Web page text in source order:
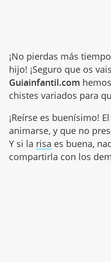
¡No pierdas más
hijo! ¡Seguro que os
Guiainfantil.com
chistes variados para
¡Reírse es buenísimo!
animarse, y que no
Y si la risa es buena,
compartirla con los